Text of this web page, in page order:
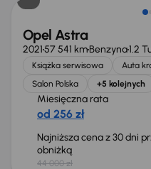
Opel Astra
202157 541 kmBenzyna1.2
Książka serwisowa Auta
Salon Polska
+5 kolejnych
Miesięczna rata
od 256 zł
Najniższa cena z 30 dni
obniżką
44 000 zł